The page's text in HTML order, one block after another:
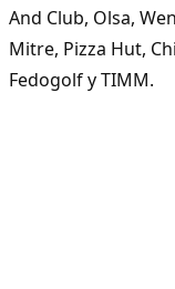
And Club, Olsa,
Mitre, Pizza Hut,
Fedogolf y TIMM.